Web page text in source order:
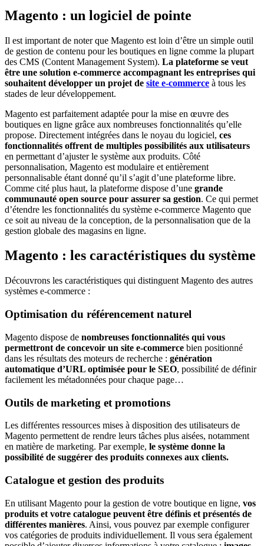
Magento : un logiciel de pointe
Il est important de noter que Magento est loin d’être un simple outil
de gestion de contenu pour les boutiques en ligne comme la plupart
des CMS (Content Management System). La plateforme se veut
être une solution e-commerce accompagnant les entreprises qui
souhaitent développer un projet de site e-commerce à tous les
stades de leur développement.
Magento est parfaitement adaptée pour la mise en œuvre des
boutiques en ligne grâce aux nombreuses fonctionnalités qu’elle
propose. Directement intégrées dans le noyau du logiciel, ces
fonctionnalités offrent de multiples possibilités aux utilisateurs
en permettant d’ajuster le système aux produits. Côté
personnalisation, Magento est modulaire et entièrement
personnalisable étant donné qu’il s’agit d’une plateforme libre.
Comme cité plus haut, la plateforme dispose d’une grande
communauté open source pour assurer sa gestion. Ce qui permet
d’étendre les fonctionnalités du système e-commerce Magento que
ce soit au niveau de la conception, de la personnalisation que de la
gestion globale des magasins en ligne.
Magento : les caractéristiques du système
Découvrons les caractéristiques qui distinguent Magento des autres
systèmes e-commerce :
Optimisation du référencement naturel
Magento dispose de nombreuses fonctionnalités qui vous
permettront de concevoir un site e-commerce bien positionné
dans les résultats des moteurs de recherche : génération
automatique d’URL optimisée pour le SEO, possibilité de définir
facilement les métadonnées pour chaque page…
Outils de marketing et promotions
Les différentes ressources mises à disposition des utilisateurs de
Magento permettent de rendre leurs tâches plus aisées, notamment
en matière de marketing. Par exemple, le système donne la
possibilité de suggérer des produits connexes aux clients.
Catalogue et gestion des produits
En utilisant Magento pour la gestion de votre boutique en ligne, vos
produits et votre catalogue peuvent être définis et présentés de
différentes manières. Ainsi, vous pouvez par exemple configurer
vos catégories de produits individuellement. Il vous sera également